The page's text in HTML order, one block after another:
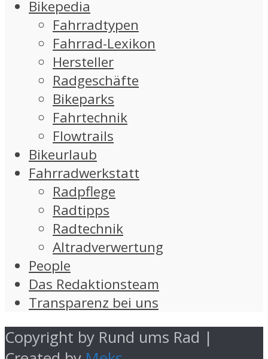
Bikepedia
Fahrradtypen
Fahrrad-Lexikon
Hersteller
Radgeschäfte
Bikeparks
Fahrtechnik
Flowtrails
Bikeurlaub
Fahrradwerkstatt
Radpflege
Radtipps
Radtechnik
Altradverwertung
People
Das Redaktionsteam
Transparenz bei uns
Copyright by Rund ums Rad |